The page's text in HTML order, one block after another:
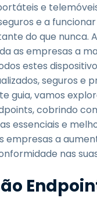
e
e a
do que nunca.
as empresas a
estes
seguros e
guia, vamos
cobrindo
essenciais e
empresas a
nas